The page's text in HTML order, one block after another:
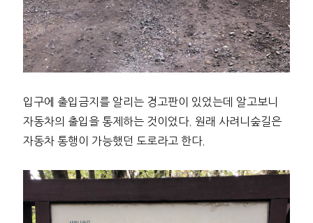
입구에 출입금지를 알리는 경고판이 있었는데 알고보니
자동차의 출입을 통제하는 것이었다. 원래 사려니숲길은
자동차 통행이 가능했던 도로라고 한다.